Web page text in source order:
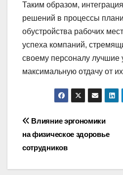
Таким образом,
решений в процессы
обустройства рабочих
успеха компаний,
своему персоналу лучшие
максимальную отдачу от
Навигация
по
записям
Влияние эргономики
на физическое здоровье
сотрудников